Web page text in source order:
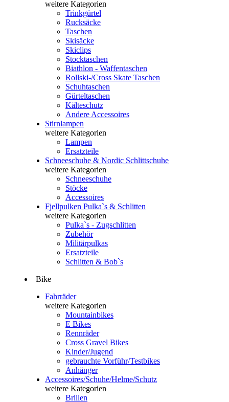
weitere Kategorien
Trinkgürtel
Rucksäcke
Taschen
Skisäcke
Skiclips
Stocktaschen
Biathlon - Waffentaschen
Rollski-/Cross Skate Taschen
Schuhtaschen
Gürteltaschen
Kälteschutz
Andere Accessoires
Stirnlampen
weitere Kategorien
Lampen
Ersatzteile
Schneeschuhe & Nordic Schlittschuhe
weitere Kategorien
Schneeschuhe
Stöcke
Accessoires
Fjellpulken Pulka`s & Schlitten
weitere Kategorien
Pulka`s - Zugschlitten
Zubehör
Militärpulkas
Ersatzteile
Schlitten & Bob`s
Bike
Fahrräder
weitere Kategorien
Mountainbikes
E Bikes
Rennräder
Cross Gravel Bikes
Kinder/Jugend
gebrauchte Vorführ/Testbikes
Anhänger
Accessoires/Schuhe/Helme/Schutz
weitere Kategorien
Brillen